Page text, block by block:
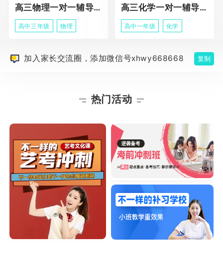
高三物理一对一辅导课程
高中三年级 物理
高三化学一对一辅导课程
高中一年级 化学
加入家长交流圈，添加微信号xhwy668668 复制
热门活动